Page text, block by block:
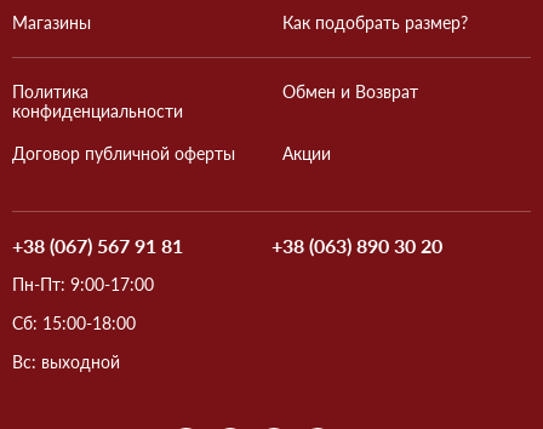
Магазины
Как подобрать размер?
Политика
конфиденциальности
Договор публичной оферты
Обмен и Возврат
Акции
+38 (067) 567 91 81 +38 (063) 890 30 20
Пн-Пт: 9:00-17:00
Сб: 15:00-18:00
Вс: выходной